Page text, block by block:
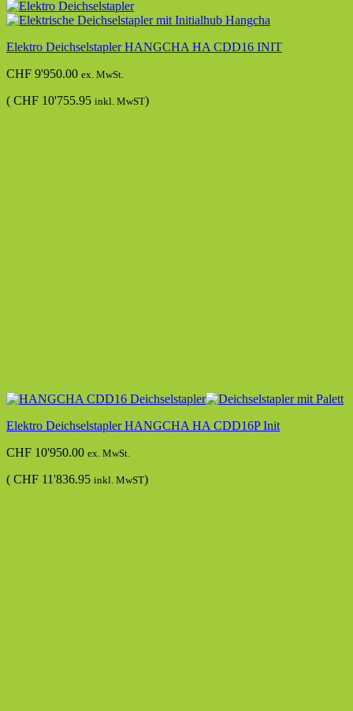
Elektro Deichselstapler HANGCHA HA CDD16 INIT
CHF 9'950.00 ex. MwSt.
( CHF 10'755.95 inkl. MwST)
Elektro Deichselstapler HANGCHA HA CDD16P Init
CHF 10'950.00 ex. MwSt.
( CHF 11'836.95 inkl. MwST)